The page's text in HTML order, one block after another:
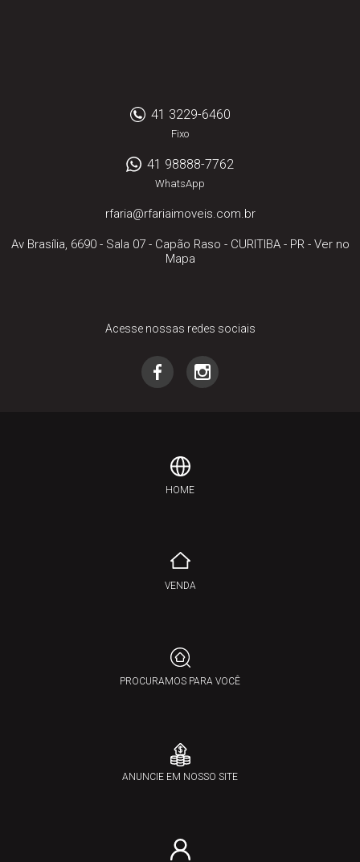
41 3229-6460
Fixo
41 98888-7762
WhatsApp
rfaria@rfariaimoveis.com.br
Av Brasília, 6690 - Sala 07- Capão Raso - CURITIBA- PR- Ver no
Mapa
Acesse nossas redes sociais
HOME
VENDA
PROCURAMOS PARA VOCÊ
ANUNCIE EM NOSSO SITE